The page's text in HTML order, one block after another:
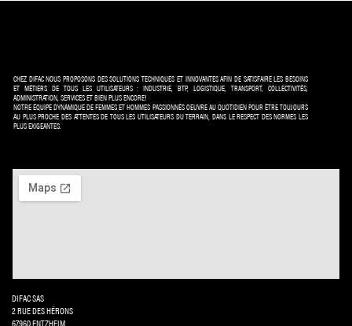
CHEZ DIFAC NOUS PROPOSONS DES SOLUTIONS TECHNIQUES ET INNOVANTES AFIN DE SATISFAIRE LES BESOINS
ET MÉTIERS DE TOUS LES UTILISATEURS : INDUSTRIE, BTP, LOGISTIQUE, TRANSPORT, COLLECTIVITÉS,
ADMINISTRATION, SERVICES ET BIEN PLUS ENCORE!
NOTRE ÉQUIPE DYNAMIQUE DE FEMMES ET HOMMES PASSIONNÉS OEUVRE AU QUOTIDIEN POUR ÊTRE TOUJOURS
AU PLUS PROCHE DES ATTENTES DE TOUS LES UTILISATEURS DU TERRAIN, DANS LE RESPECT DES NORMES LES
PLUS EXIGEANTES.
DIFAC SAS
2 RUE DES HÉRONS
67960 ENTZHEIM